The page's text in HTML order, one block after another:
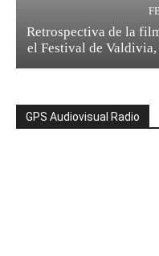
Retrospectiva de la
el Festival de
GPS Audiovisual Radio